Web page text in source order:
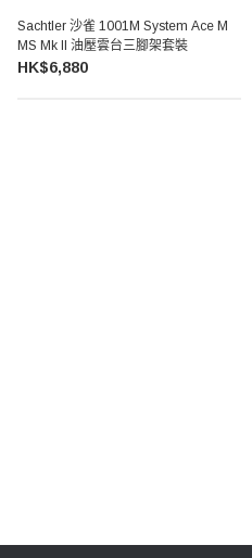
Sachtler 沙雀 1001M System Ace M
MS Mk II 油壓雲台三腳架套裝
HK$6,880